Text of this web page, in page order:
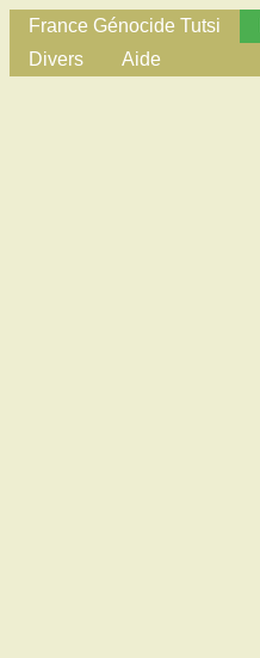
France Génocide Tutsi
Divers
Aide